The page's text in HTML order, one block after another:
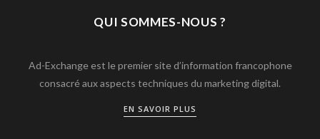
QUI SOMMES-NOUS ?
Ad-Exchange est le premier site d’information francophone
consacré aux aspects techniques du marketing digital.
EN SAVOIR PLUS